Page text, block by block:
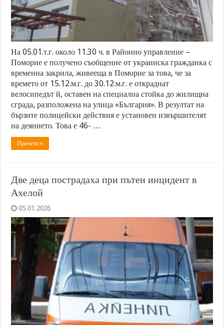
На 05.01.т.г. около 11.30 ч. в Районно управление –
Поморие е получено съобщение от украинска гражданка с
временна закрила, живееща в Поморие за това, че за
времето от 15.12.м.г. до 30.12.м.г. е откраднат
велосипедът й, оставен на специална стойка до жилищна
сграда, разположена на улица «България». В резултат на
бързите полицейски действия е установен извършителят
на деянието. Това е 46- …
Прочети »
Две деца пострадаха при пътен инцидент в
Ахелой
05.01.2026